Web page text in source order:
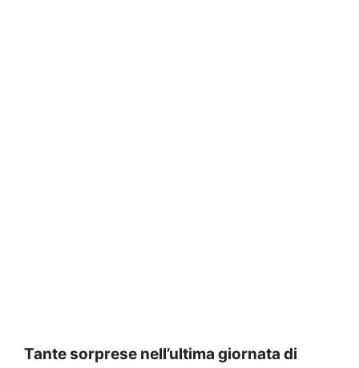
Tante sorprese nell’ultima giornata di